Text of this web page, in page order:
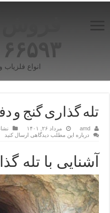
انواع
تله گذاری گنج و
amd مرداد ۲۶, ۱۴۰۱
درباره این مطلب دیدگاهی ارسال کنید
آشنایی با تله